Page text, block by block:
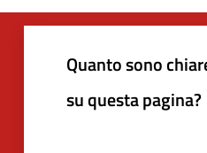
Quanto sono
su questa pagina?